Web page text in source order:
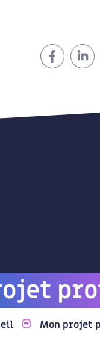
Mon projet